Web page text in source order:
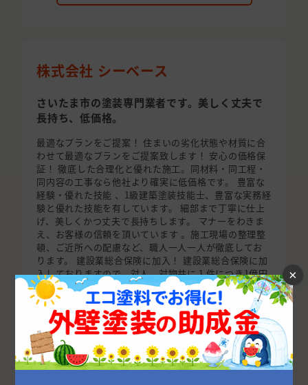
株式会社 シーベース
さいたま市の塗装専門業者です。美しく丈夫で
長持ち、低価格。
最適なプランをご提案！ 住まいの劣化状態や材質に合
わせて最適なプランをご提案致します！ 安心の価格保
証！ 徹底した合理化と優れた施工。同材料・同工程・
同内容の工事なら他社より確実に低価格です。 豊富な
経験・優れた技能 、1級建築塗装技能士、豊富な実務経
験と優れた技能を有しています。 細部まで丁寧に仕上
げ、美しくかつ丈夫で長持ちします。 マナーをわきま
え、お客様の信頼を頂いています 。施工現場の整理整
頓、ご近所への配慮など、職人一人一人が徹底してお
ります。 建設業総合保険に加入！ 建設業総合保険に加
入しておりますので、対人、対物共に１件につき1億円
までの補償が付きます！ 工事後の保証も万全！ 工事後
の保証も万全です。 シーベスは国土交通省指定・登録
事業者の株式会社 住宅あんしん保証の登録事業者で
す。 自社の保証の他、第三者機関の保証(リフォーム工
事瑕疵保険)が付けられます。 アフターサービスも完璧
地域に根ざした企業として、いつもお客様を見守
り、何かあればすぐに駆け付けます。
×